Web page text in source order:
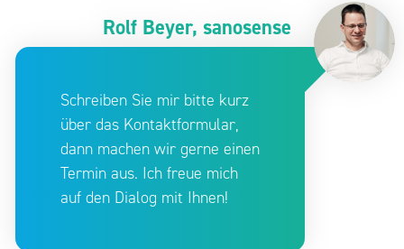
Rolf Beyer, sanosense
Schreiben Sie mir bitte kurz
über das Kontaktformular,
dann machen wir gerne einen
Termin aus. Ich freue mich
auf den Dialog mit Ihnen!